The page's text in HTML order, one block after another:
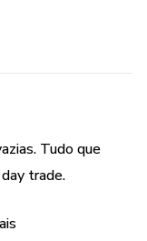
Tudo que
trade.